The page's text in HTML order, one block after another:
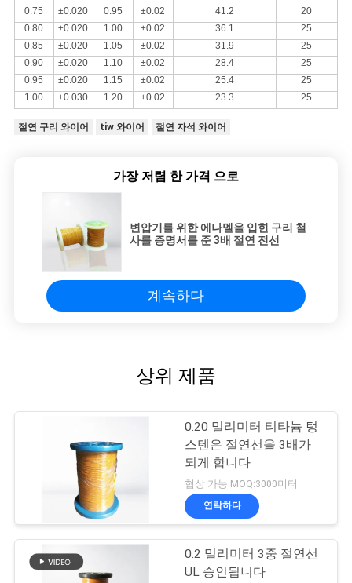
0.75
±0.020 0.95 ±0.02 41.2
20
0.80
±0.020 1.00 ±0.02 36.1
25
0.85
±0.020 1.05 ±0.02 31.9
25
0.90
±0.020 1.10 ±0.02 28.4
25
0.95
±0.020 1.15 ±0.02 25.4
25
1.00
±0.030 1.20 ±0.02 23.3 25
절연 구리 와이어 tiw 와이어 절연 자석 와이어
가장 저렴 한 가격 으로
변압기를 위한 에나멜을 입힌 구리 철
사를 증명서를 준 3배 절연 전선
계속하다
상위 제품
0.20 밀리미터 티타늄 텅
스텐은 절연선을 3배가
되게 합니다
협상 가능 MOQ:3000미터
연락하다
0.2 밀리미터 3중 절연선
UL 승인됩니다